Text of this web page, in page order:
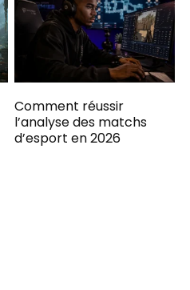
Comment réussir
l’analyse des matchs
d’esport en 2026